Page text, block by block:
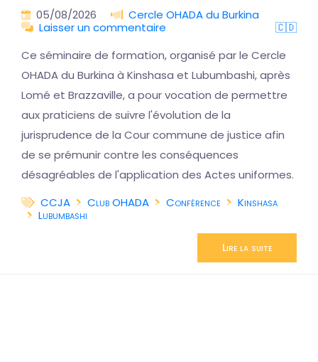
05/08/2026
Cercle OHADA du Burkina
Laisser un commentaire
🇨🇩
Ce séminaire de formation, organisé par le Cercle
OHADA du Burkina à Kinshasa et Lubumbashi, après
Lomé et Brazzaville, a pour vocation de permettre
aux praticiens de suivre l'évolution de la
jurisprudence de la Cour commune de justice afin
de se prémunir contre les conséquences
désagréables de l'application des Actes uniformes.
CCJA
Club OHADA Conférence
Kinshasa
Lubumbashi
Lire la suite